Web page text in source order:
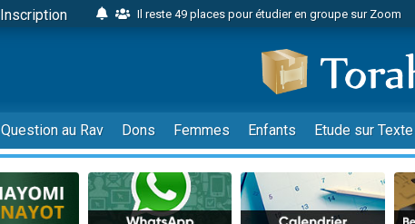
Inscription
Il reste 49 places pour étudier en groupe sur Zoom
2 personnes viennent de nous rejoindre sur WhatsApp
6 personnes viennent de nous rejoindre sur WhatsApp
4 personnes viennent de faire un don pour Reloger
2 personnes viennent de faire un don pour 1
17 personnes viennent de demander une bénédiction
4 personnes viennent de nous rejoindre sur WhatsApp
Question au Rav Dons Femmes Enfants Etude sur Texte